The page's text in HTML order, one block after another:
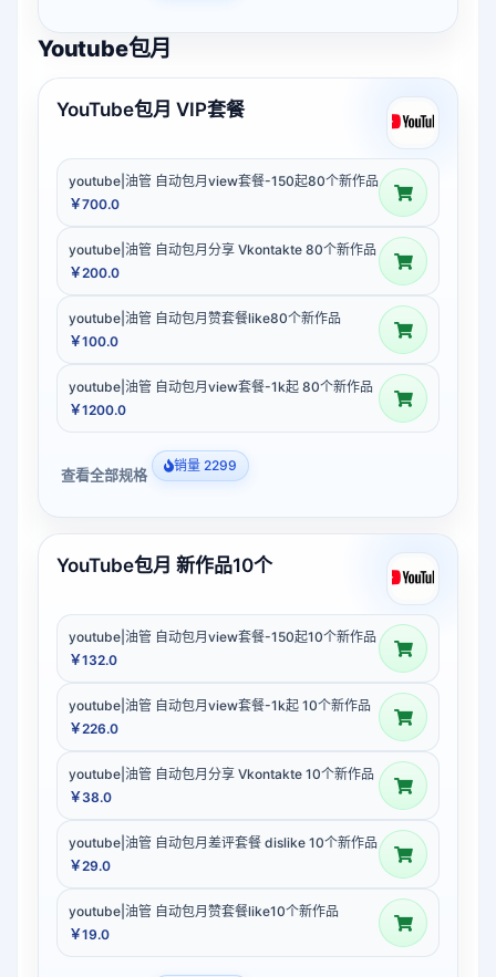
Youtube包月
YouTube包月 VIP套餐
youtube|油管 自动包月view套餐-150起80个新作品
￥700.0
youtube|油管 自动包月分享 Vkontakte 80个新作品
￥200.0
youtube|油管 自动包月赞套餐like80个新作品
￥100.0
youtube|油管 自动包月view套餐-1k起 80个新作品
￥1200.0
查看全部规格 销量 2299
YouTube包月 新作品10个
youtube|油管 自动包月view套餐-150起10个新作品
￥132.0
youtube|油管 自动包月view套餐-1k起 10个新作品
￥226.0
youtube|油管 自动包月分享 Vkontakte 10个新作品
￥38.0
youtube|油管 自动包月差评套餐 dislike 10个新作品
￥29.0
youtube|油管 自动包月赞套餐like10个新作品
￥19.0